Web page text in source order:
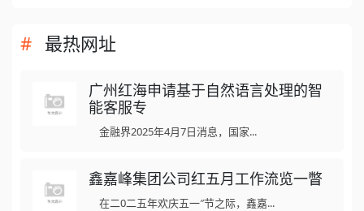
最热网址
广州红海申请基于自然语言处理的智
能客服专
金融界2025年4月7日消息，国家...
鑫嘉峰集团公司红五月工作流览一瞥
在二0二五年欢庆五一″节之际，鑫嘉...